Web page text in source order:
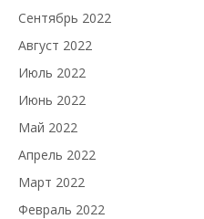
Сентябрь 2022
Август 2022
Июль 2022
Июнь 2022
Май 2022
Апрель 2022
Март 2022
Февраль 2022